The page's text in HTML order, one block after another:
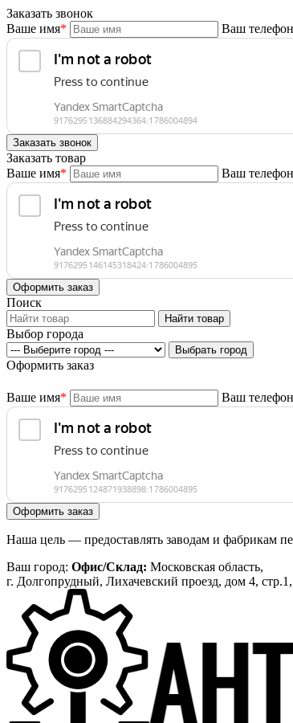
Заказать звонок
Ваше имя* Ваш телефон
Заказать товар
Ваше имя* Ваш телефон
Поиск
Выбор города
Оформить заказ
Ваше имя* Ваш телефон
Наша цель — предоставлять заводам и фабрикам
Ваш город: Офис/Склад: Московская область,
г. Долгопрудный, Лихачевский проезд, дом 4,